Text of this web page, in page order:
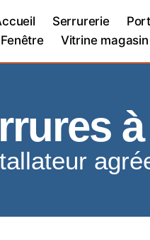
Serrurerie
Fenêtre
Vitrine magasin